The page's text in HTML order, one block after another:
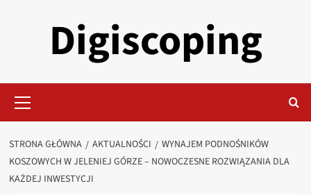
Digiscoping
główne
STRONA GŁÓWNA AKTUALNOŚCI
WYNAJEM PODNOŚNIKÓW
KOSZOWYCH W JELENIEJ GÓRZE – NOWOCZESNE ROZWIĄZANIA DLA
KAŻDEJ INWESTYCJI